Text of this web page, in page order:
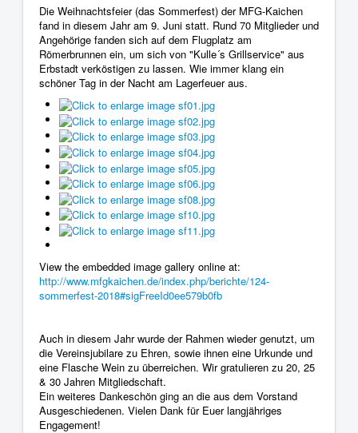
Die Weihnachtsfeier (das Sommerfest) der MFG-Kaichen
fand in diesem Jahr am 9. Juni statt. Rund 70 Mitglieder und
Angehörige fanden sich auf dem Flugplatz am
Römerbrunnen ein, um sich von "Kulle´s Grillservice" aus
Erbstadt verköstigen zu lassen. Wie immer klang ein
schöner Tag in der Nacht am Lagerfeuer aus.
View the embedded image gallery online at:
http://www.mfgkaichen.de/index.php/berichte/124-
sommerfest-2018#sigFreeId0ee579b0fb
Auch in diesem Jahr wurde der Rahmen wieder genutzt, um
die Vereinsjubilare zu Ehren, sowie ihnen eine Urkunde und
eine Flasche Wein zu überreichen. Wir gratulieren zu 20, 25
& 30 Jahren Mitgliedschaft.
Ein weiteres Dankeschön ging an die aus dem Vorstand
Ausgeschiedenen. Vielen Dank für Euer langjähriges
Engagement!